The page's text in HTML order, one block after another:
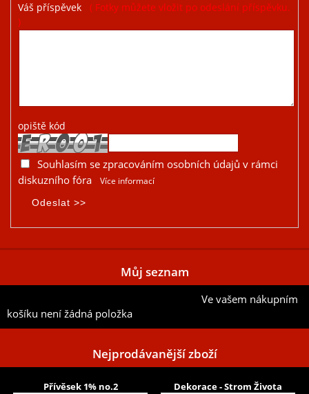
Váš příspěvek
( Fotky můžete vložit po odeslání příspěvku.
)
opiště kód
Souhlasím se zpracováním osobních údajů v rámci
diskuzního fóra
Více informací
Můj seznam
Ve vašem nákupním
košíku není žádná položka
Nejprodávanější zboží
Přívěsek 1% no.2 Dekorace - Strom Života